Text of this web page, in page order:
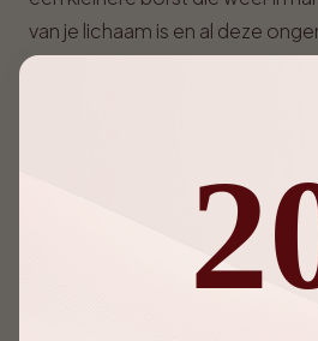
van je lichaam is en al deze
voorkomen.
Hoe verloopt een
borstverkleining?
De ingreep gebeurt onder